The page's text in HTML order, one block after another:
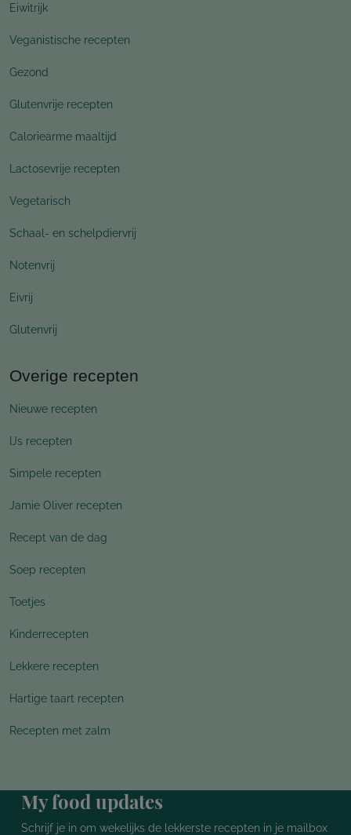
Eiwitrijk
Veganistische recepten
Gezond
Glutenvrije recepten
Caloriearme maaltijd
Lactosevrije recepten
Vegetarisch
Schaal- en schelpdiervrij
Notenvrij
Eivrij
Glutenvrij
Overige recepten
Nieuwe recepten
IJs recepten
Simpele recepten
Jamie Oliver recepten
Recept van de dag
Soep recepten
Toetjes
Kinderrecepten
Lekkere recepten
Hartige taart recepten
Recepten met zalm
My food updates
Schrijf je in om wekelijks de lekkerste recepten in je mailbox